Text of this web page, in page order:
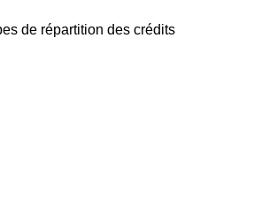
de répartition des crédits